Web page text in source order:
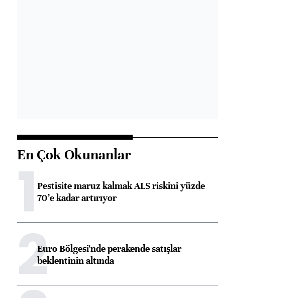
En Çok Okunanlar
1Pestisite maruz kalmak ALS riskini yüzde
70’e kadar artırıyor
2Euro Bölgesi'nde perakende satışlar
beklentinin altında